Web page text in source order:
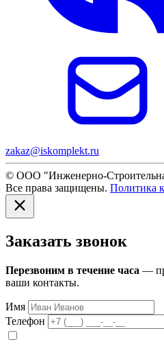
zakaz@iskomplekt.ru
© ООО "Инженерно-
Все права защищены. Политика
Заказать звонок
Перезвоним в течение часа —
ваши контакты.
Имя
Телефон